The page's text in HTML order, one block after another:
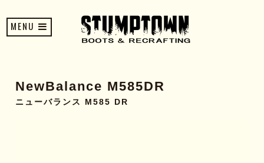
MENU
NewBalance M585DR
ニューバランス M585 DR